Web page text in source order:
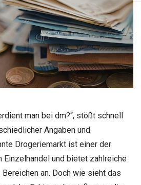
man bei dm?“, stößt schnell
Angaben und
Drogeriemarkt ist einer der
und bietet zahlreiche
an. Doch wie sieht das